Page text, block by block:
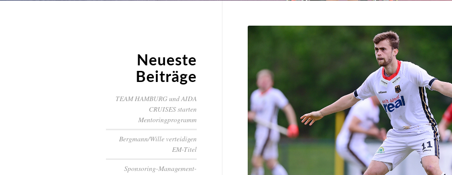
Neueste
Beiträge
TEAM HAMBURG und AIDA
CRUISES starten
Mentoringprogramm
Bergmann/Wille verteidigen
EM-Titel
Sponsoring-Management-